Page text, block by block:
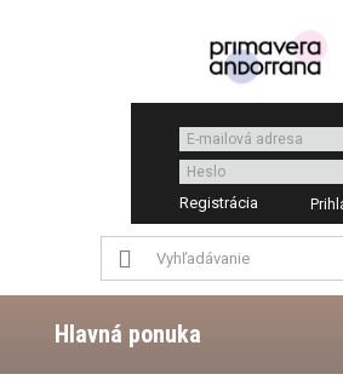
Registrácia
Hlavná ponuka